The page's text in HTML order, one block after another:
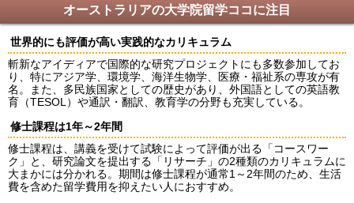
オーストラリアの大学院留学ココに注目
世界的にも評価が高い実践的なカリキュラム
斬新なアイディアで国際的な研究プロジェクトにも多数参加してお
り、特にアジア学、環境学、海洋生物学、医療・福祉系の専攻が有
名。また、多民族国家としての歴史があり、外国語としての英語教
育（TESOL）や通訳・翻訳、教育学の分野も充実している。
修士課程は1年～2年間
修士課程は、講義を受けて試験によって評価が出る「コースワー
ク」と、研究論文を提出する「リサーチ」の2種類のカリキュラムに
大まかには分かれる。期間は修士課程が通常1～2年間のため、生活
費を含めた留学費用を抑えたい人におすすめ。